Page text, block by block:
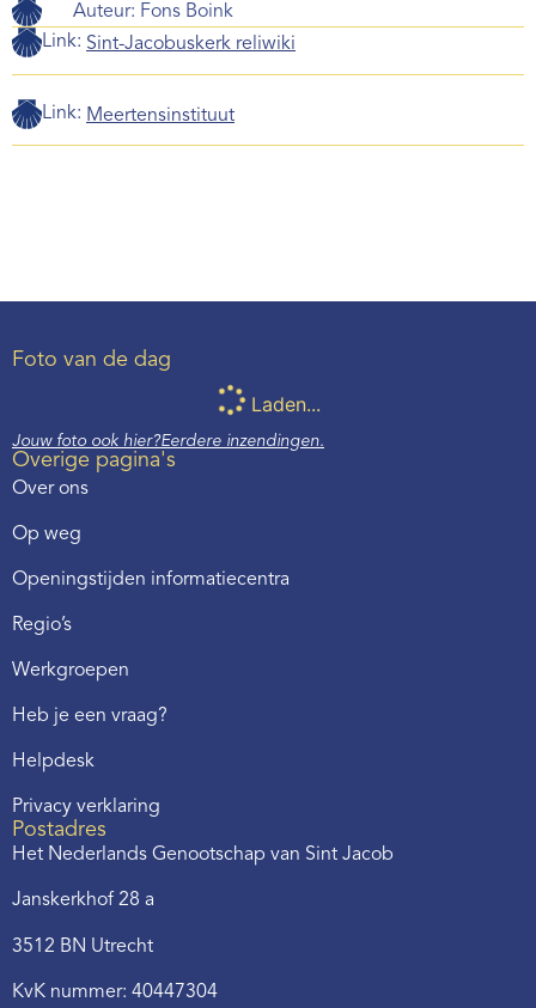
Auteur: Fons Boink
Link: Sint-Jacobuskerk reliwiki
Link: Meertensinstituut
Foto van de dag
Laden...
Jouw foto ook hier?Eerdere inzendingen.
Overige pagina's
Over ons
Op weg
Openingstijden informatiecentra
Regio’s
Werkgroepen
Heb je een vraag?
Helpdesk
Privacy verklaring
Postadres
Het Nederlands Genootschap van Sint Jacob
Janskerkhof 28 a
3512 BN Utrecht
KvK nummer: 40447304